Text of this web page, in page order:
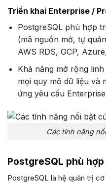
Triển khai Enterprise /
PostgreSQL phù hợp
(mã nguồn mở, tự
AWS RDS, GCP,
Khả năng mở rộng
mọi quy mô dữ liệu và
ứng yêu cầu
Các tính năng
PostgreSQL phù
PostgreSQL là hệ quản trị